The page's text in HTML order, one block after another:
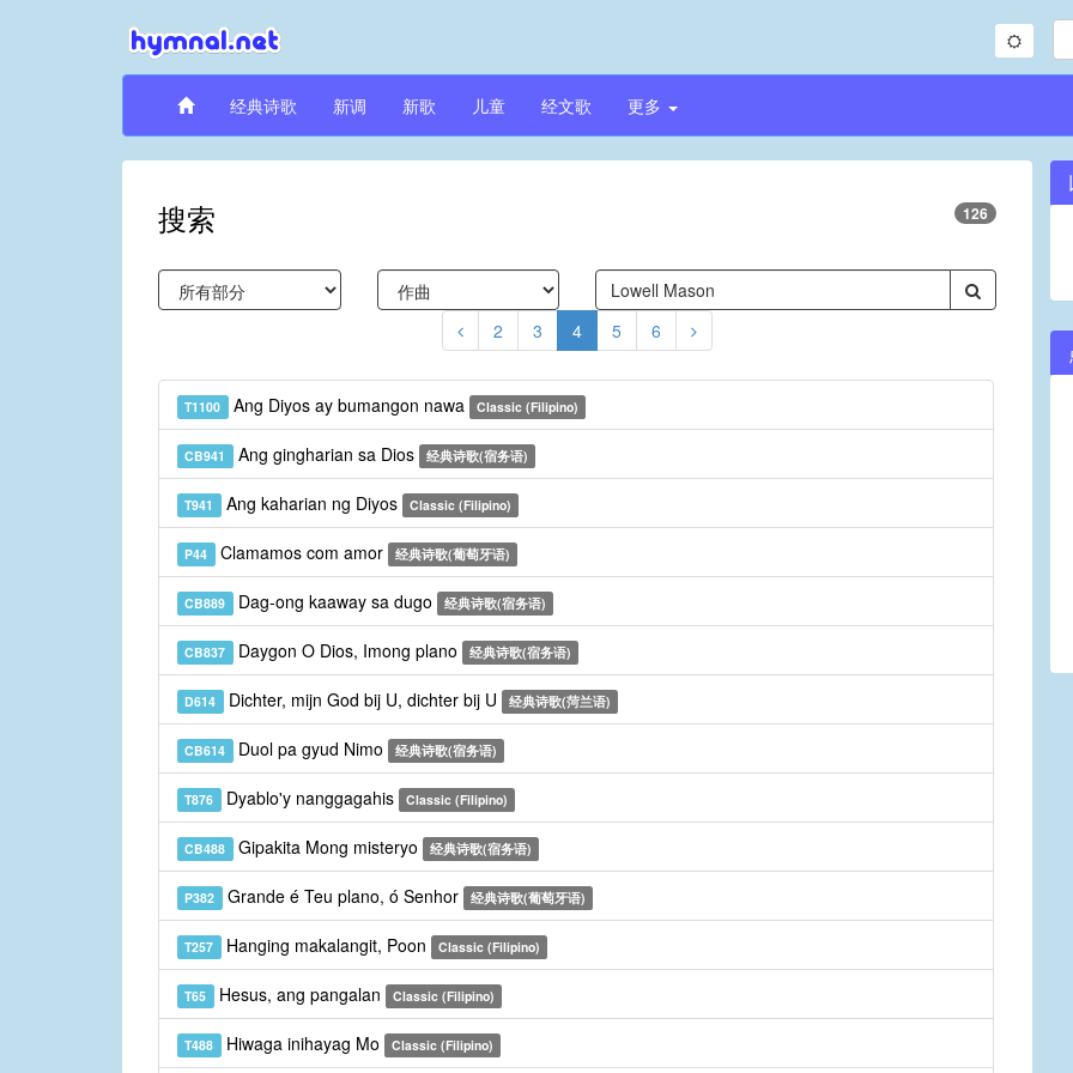
经典诗歌 新调 新歌 儿童 经文歌 更多
搜索 126
2 3 4 5 6
T1100 Ang Diyos ay bumangon nawa Classic (Filipino)
CB941 Ang gingharian sa Dios 经典诗歌(宿务语)
T941 Ang kaharian ng Diyos Classic (Filipino)
P44 Clamamos com amor 经典诗歌(葡萄牙语)
CB889 Dag-ong kaaway sa dugo 经典诗歌(宿务语)
CB837 Daygon O Dios, Imong plano 经典诗歌(宿务语)
D614 Dichter, mijn God bij U, dichter bij U 经典诗歌(菏兰语)
CB614 Duol pa gyud Nimo 经典诗歌(宿务语)
T876 Dyablo'y nanggagahis Classic (Filipino)
CB488 Gipakita Mong misteryo 经典诗歌(宿务语)
P382 Grande é Teu plano, ó Senhor 经典诗歌(葡萄牙语)
T257 Hanging makalangit, Poon Classic (Filipino)
T65 Hesus, ang pangalan Classic (Filipino)
T488 Hiwaga inihayag Mo Classic (Filipino)